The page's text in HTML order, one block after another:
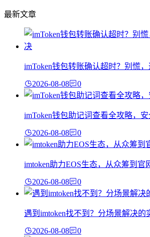
最新文章
imToken钱包转账确认超时？别慌
2026-08-08 0
imToken钱包助记词查看全攻略，
2026-08-08 0
imtoken助力EOS生态，从众筹到官
2026-08-08 0
遇到imtoken找不到？分场景解决的
2026-08-08 0